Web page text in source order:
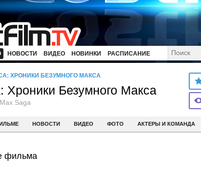
НОВОСТИ ВИДЕО НОВИНКИ РАСПИСАНИЕ
ХРОНИКИ БЕЗУМНОГО МАКСА
Хроники Безумного Макса
Saga
НОВОСТИ ВИДЕО ФОТО АКТЕРЫ И КОМАНДА
фильма